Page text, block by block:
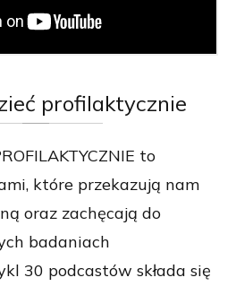
profilaktycznie
to
które przekazują nam
oraz zachęcają do
badaniach
30 podcastów składa się